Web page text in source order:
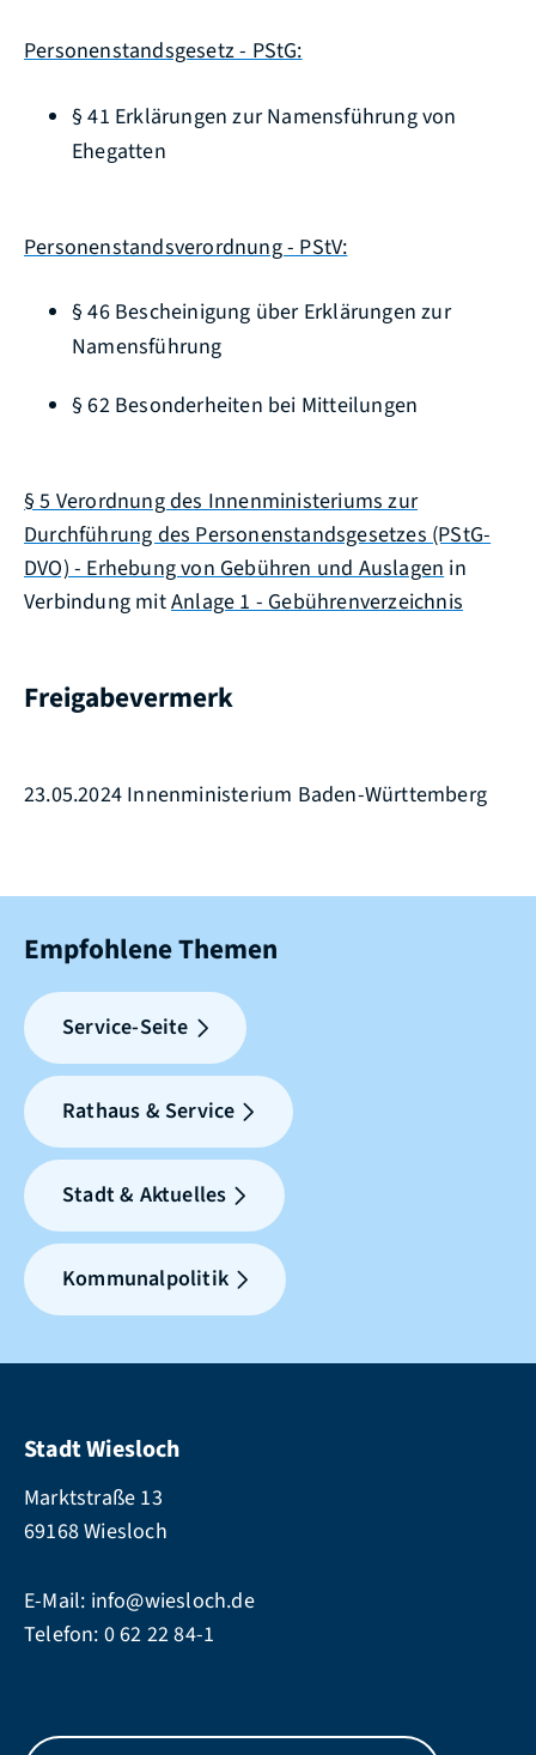
Personenstandsgesetz - PStG:
§ 41 Erklärungen zur Namensführung von
Ehegatten
Personenstandsverordnung - PStV:
§ 46 Bescheinigung über Erklärungen zur
Namensführung
§ 62 Besonderheiten bei Mitteilungen
§ 5 Verordnung des Innenministeriums zur
Durchführung des Personenstandsgesetzes (PStG-
DVO) - Erhebung von Gebühren und Auslagen in
Verbindung mitAnlage 1 - Gebührenverzeichnis
Freigabevermerk
23.05.2024 Innenministerium Baden-Württemberg
Empfohlene Themen
Service-Seite
Rathaus & Service
Stadt & Aktuelles
Kommunalpolitik
Stadt Wiesloch
Marktstraße 13
69168 Wiesloch
E-Mail: info@wiesloch.de
Telefon: 0 62 22 84-1